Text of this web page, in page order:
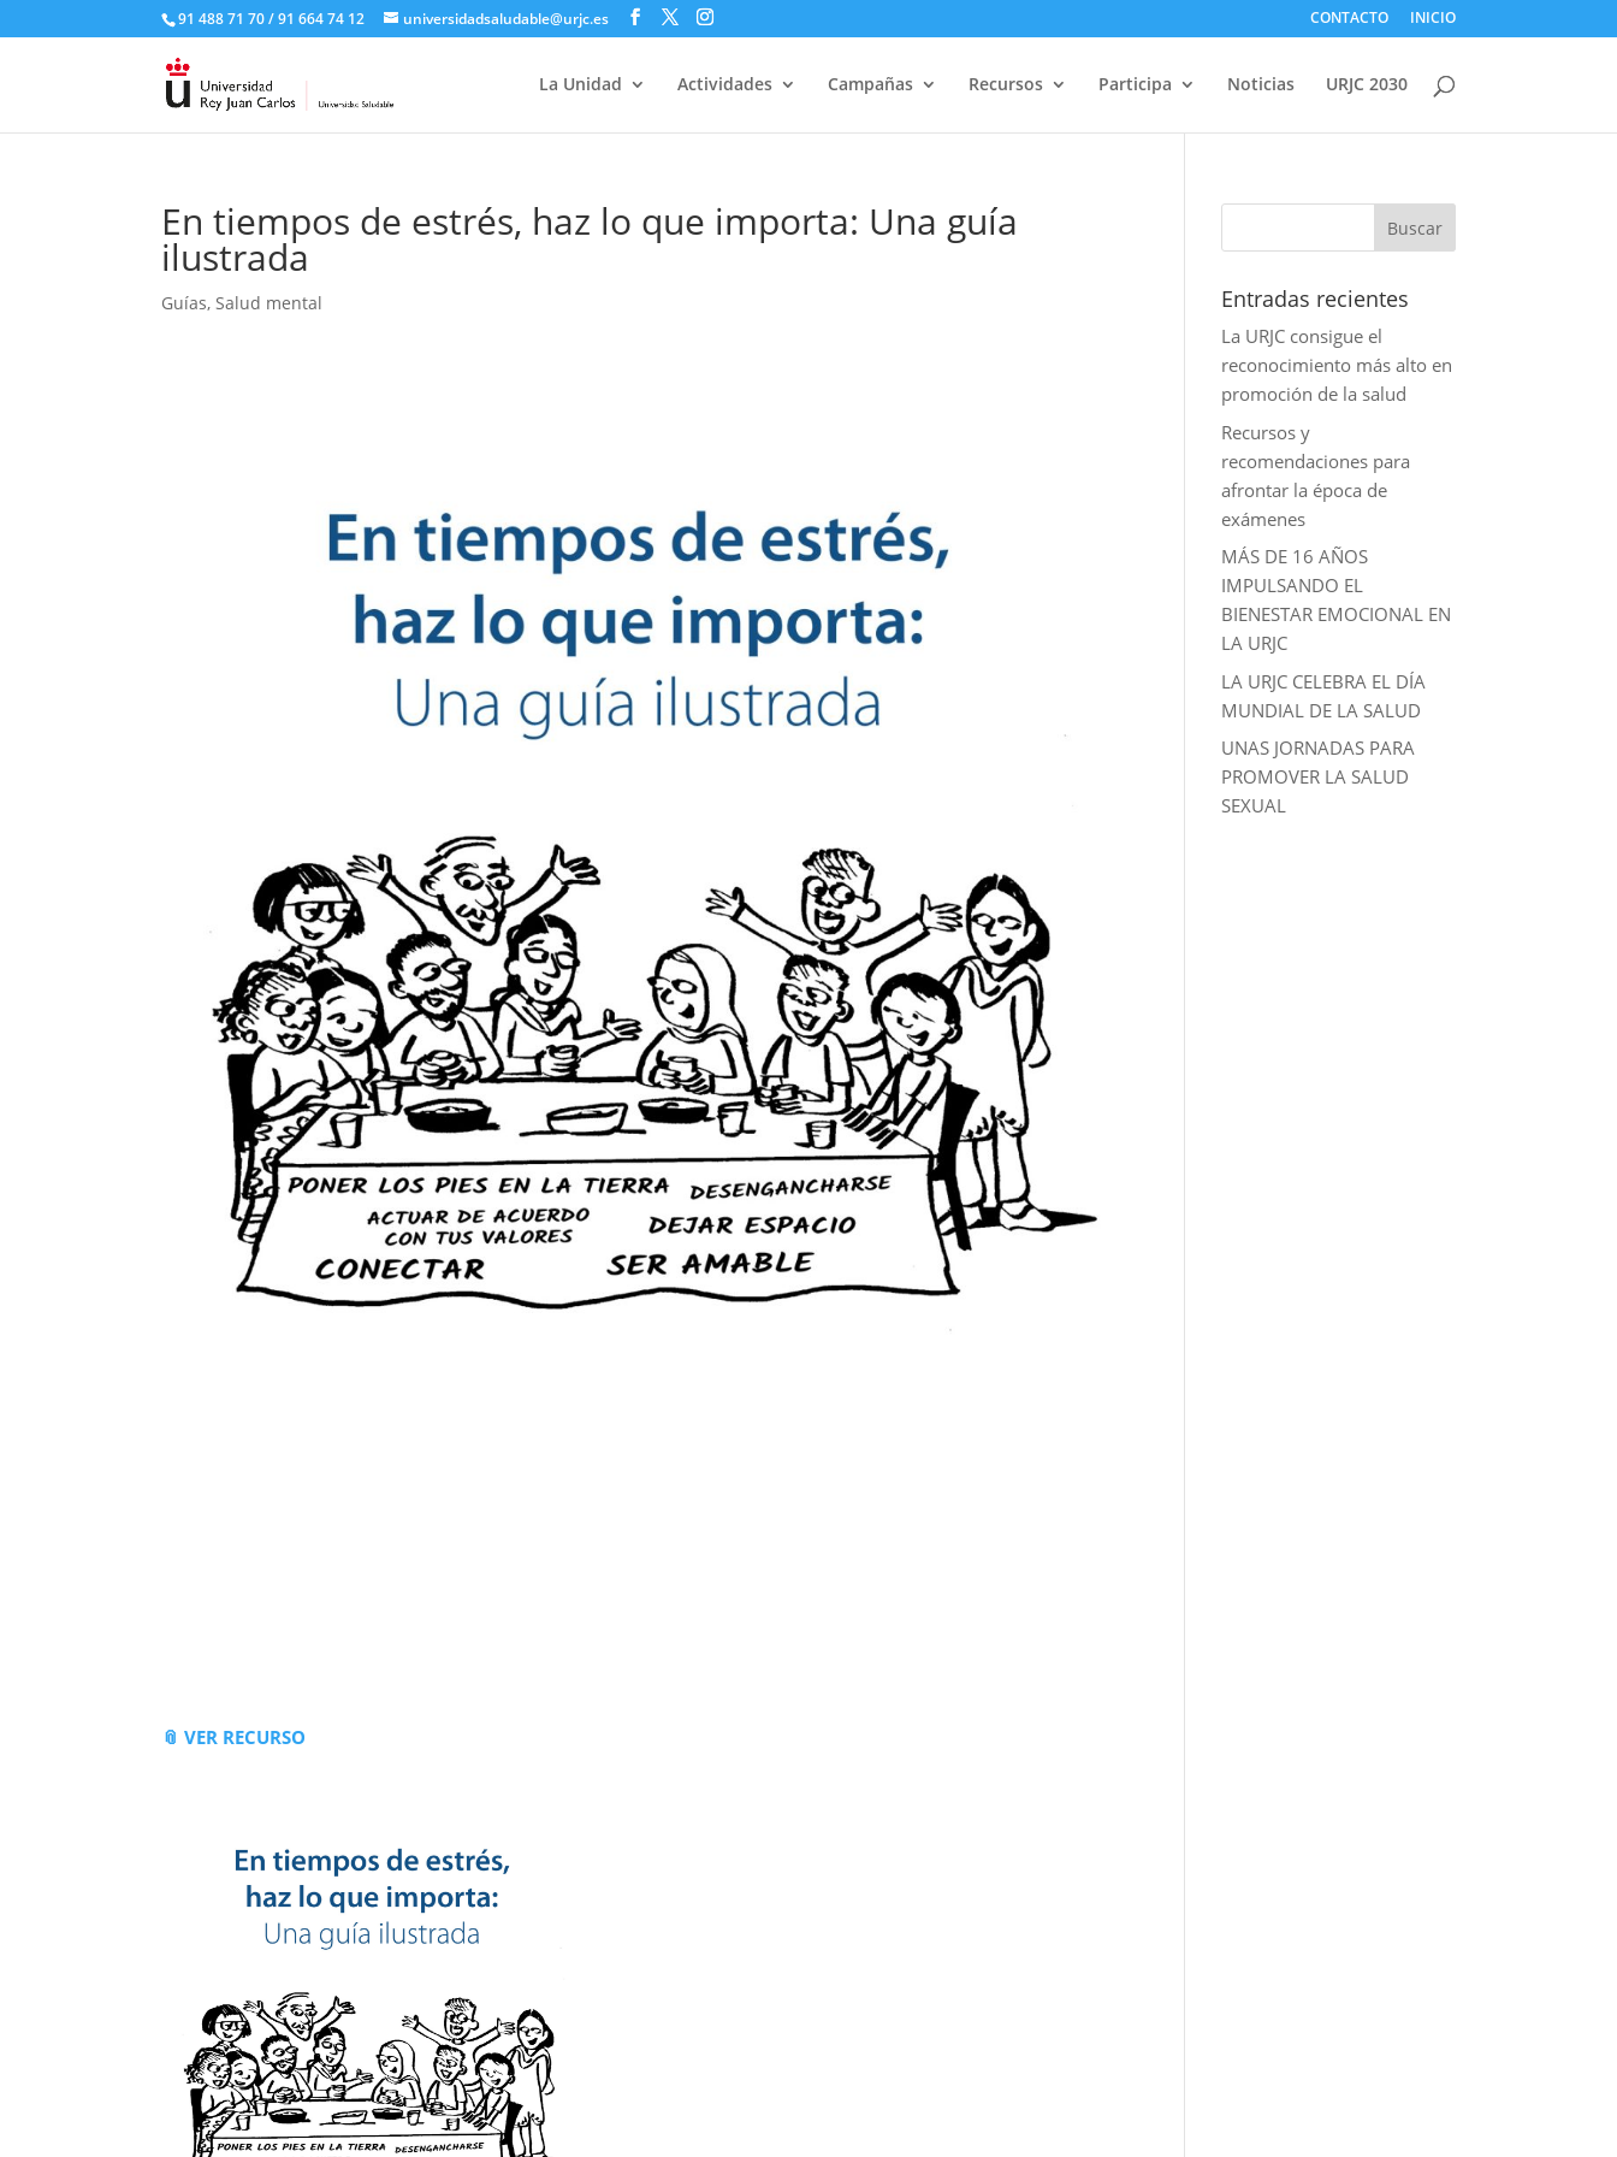
91 488 71 70 / 91 664 74 12 universidadsaludable@urjc.es CONTACTO INICIO
La Unidad Actividades Campañas Recursos Participa Noticias URJC 2030
En tiempos de estrés, haz lo que importa: Una guía
ilustrada
Guías,Salud mental
📎 VER RECURSO
Entradas recientes
La URJC consigue el
reconocimiento más alto en
promoción de la salud
Recursos y
recomendaciones para
afrontar la época de
exámenes
MÁS DE 16 AÑOS
IMPULSANDO EL
BIENESTAR EMOCIONAL EN
LA URJC
LA URJC CELEBRA EL DÍA
MUNDIAL DE LA SALUD
UNAS JORNADAS PARA
PROMOVER LA SALUD
SEXUAL